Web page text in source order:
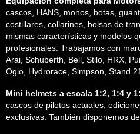
cascos, HANS, monos, botas,
costillares, collarines, bolsas de
mismas características y modelos
profesionales. Trabajamos con
Arai, Schuberth, Bell, Stilo, HRX,
Ogio, Hydrorace, Simpson, Stand
Mini helmets a escala 1:2, 1:4 y
cascos de pilotos actuales,
exclusivas. También disponemos